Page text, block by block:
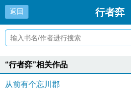
返回 行者弈
“行者弈”相关作品
从前有个忘川郡